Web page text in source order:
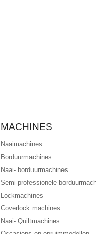
MACHINES
Naaimachines
Borduurmachines
Naai- borduurmachines
Semi-professionele
Lockmachines
Coverlock machines
Naai- Quiltmachines